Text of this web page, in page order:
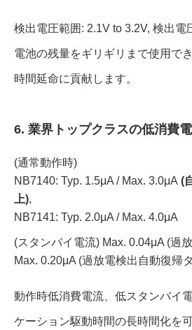
検出電圧範囲: 2.1V to 3.2V, 検出電
電池の残量をギリギリまで使用で
時間延命に貢献します。
6. 業界トップクラスの低消費
(通常動作時)
NB7140: Typ. 1.5μA / Max. 3.0μA (
上),
NB7141: Typ. 2.0μA / Max. 4.0μA
(スタンバイ電流) Max. 0.04μA (過
Max. 0.20μA (過放電検出自動復帰
動作時低消費電流、低スタンバイ
ケーション駆動時間の⾧時間化を